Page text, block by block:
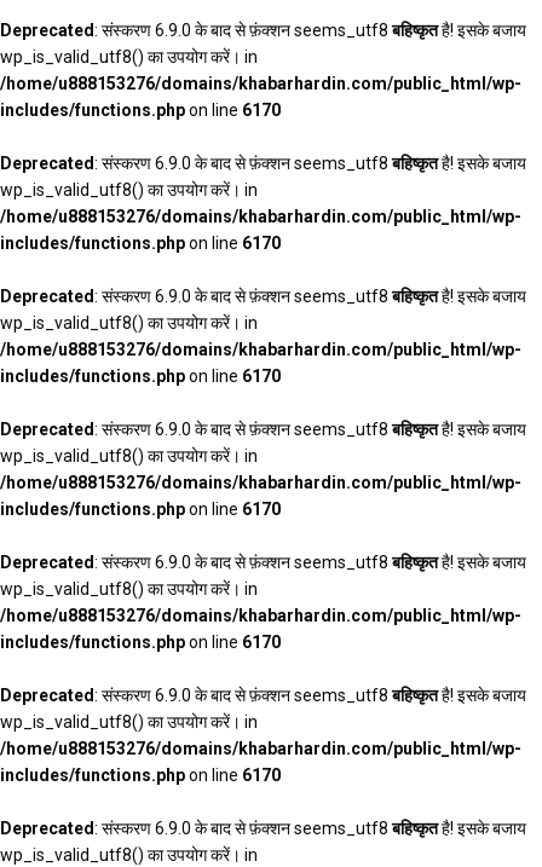
Deprecated: संस्करण 6.9.0 के बाद से फ़ंक्शन seems_utf8बहिष्कृतहै! इसके बजाय
wp_is_valid_utf8() का उपयोग करें। in
/home/u888153276/domains/khabarhardin.com/public_html/wp-
includes/functions.phpon line 6170
Deprecated: संस्करण 6.9.0 के बाद से फ़ंक्शन seems_utf8बहिष्कृतहै! इसके बजाय
wp_is_valid_utf8() का उपयोग करें। in
/home/u888153276/domains/khabarhardin.com/public_html/wp-
includes/functions.phpon line 6170
Deprecated: संस्करण 6.9.0 के बाद से फ़ंक्शन seems_utf8बहिष्कृतहै! इसके बजाय
wp_is_valid_utf8() का उपयोग करें। in
/home/u888153276/domains/khabarhardin.com/public_html/wp-
includes/functions.phpon line 6170
Deprecated: संस्करण 6.9.0 के बाद से फ़ंक्शन seems_utf8बहिष्कृतहै! इसके बजाय
wp_is_valid_utf8() का उपयोग करें। in
/home/u888153276/domains/khabarhardin.com/public_html/wp-
includes/functions.phpon line 6170
Deprecated: संस्करण 6.9.0 के बाद से फ़ंक्शन seems_utf8बहिष्कृतहै! इसके बजाय
wp_is_valid_utf8() का उपयोग करें। in
/home/u888153276/domains/khabarhardin.com/public_html/wp-
includes/functions.phpon line 6170
Deprecated: संस्करण 6.9.0 के बाद से फ़ंक्शन seems_utf8बहिष्कृतहै! इसके बजाय
wp_is_valid_utf8() का उपयोग करें। in
/home/u888153276/domains/khabarhardin.com/public_html/wp-
includes/functions.phpon line 6170
Deprecated: संस्करण 6.9.0 के बाद से फ़ंक्शन seems_utf8बहिष्कृतहै! इसके बजाय
wp_is_valid_utf8() का उपयोग करें। in